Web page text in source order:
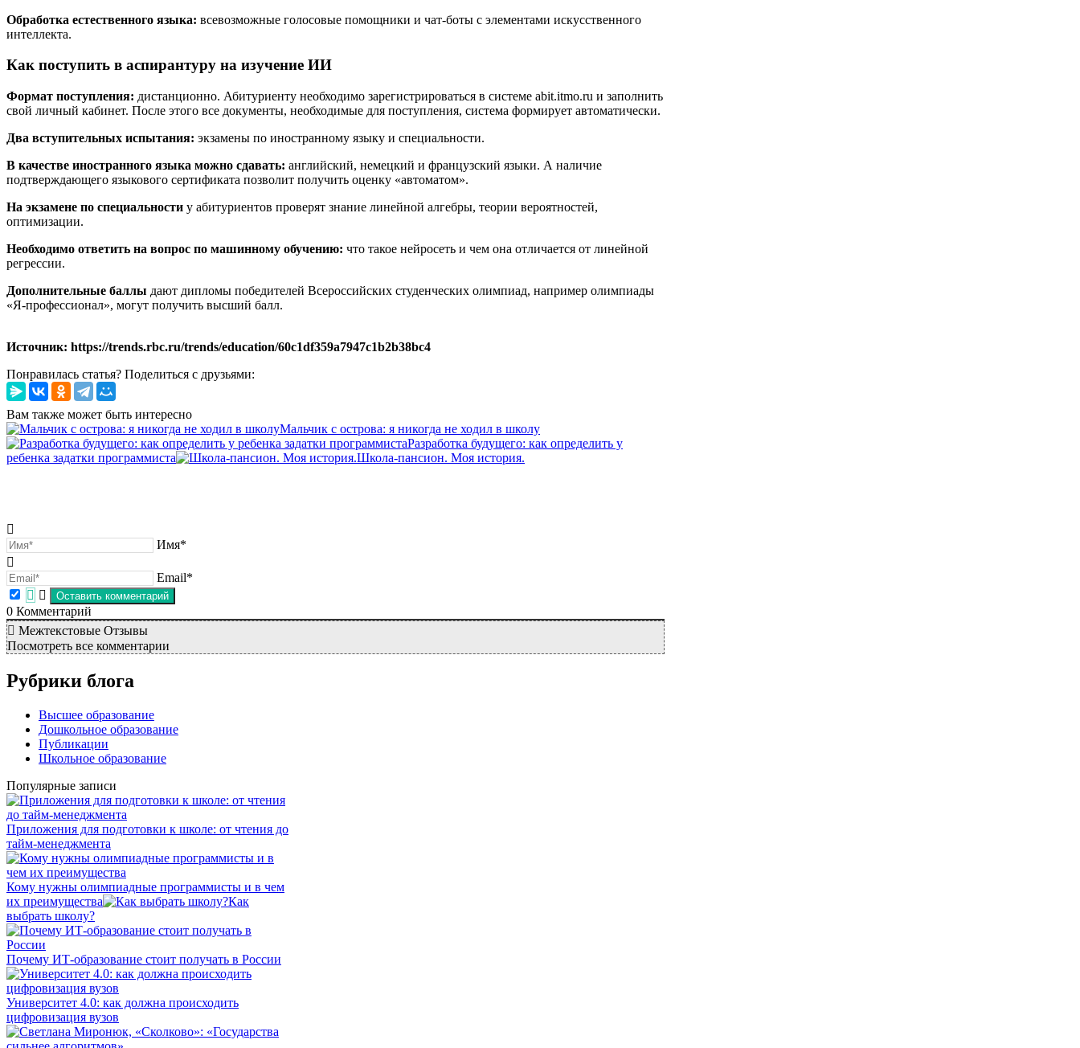
Обработка естественного языка: всевозможные голосовые помощники и чат-боты с элементами искусственного
интеллекта.
Как поступить в аспирантуру на изучение ИИ
Формат поступления: дистанционно. Абитуриенту необходимо зарегистрироваться в системе abit.itmo.ru и заполнить
свой личный кабинет. После этого все документы, необходимые для поступления, система формирует автоматически.
Два вступительных испытания: экзамены по иностранному языку и специальности.
В качестве иностранного языка можно сдавать: английский, немецкий и французский языки. А наличие
подтверждающего языкового сертификата позволит получить оценку «автоматом».
На экзамене по специальности у абитуриентов проверят знание линейной алгебры, теории вероятностей,
оптимизации.
Необходимо ответить на вопрос по машинному обучению: что такое нейросеть и чем она отличается от линейной
регрессии.
Дополнительные баллы дают дипломы победителей Всероссийских студенческих олимпиад, например олимпиады
«Я-профессионал», могут получить высший балл.
Источник: https://trends.rbc.ru/trends/education/60c1df359a7947c1b2b38bc4
Понравилась статья? Поделиться с друзьями:
Вам также может быть интересно
Мальчик с острова: я никогда не ходил в школу
Разработка будущего: как определить у
ребенка задатки программиста
Школа-пансион. Моя история.
Имя*
Email*
0 Комментарий
Межтекстовые Отзывы
Посмотреть все комментарии
Рубрики блога
Высшее образование
Дошкольное образование
Публикации
Школьное образование
Популярные записи
Приложения для подготовки к школе: от чтения до
тайм-менеджмента
Кому нужны олимпиадные программисты и в чем
их преимущества
Как
выбрать школу?
Почему ИТ-образование стоит получать в России
Университет 4.0: как должна происходить
цифровизация вузов